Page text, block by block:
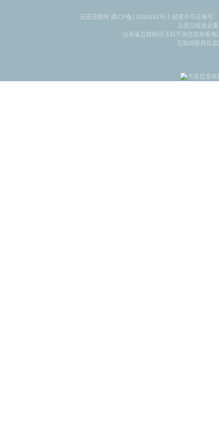
云南日报网 滇ICP备11000491号-1 经营许可证编号
云南日报报业
云南省互联网违法和不良信息举报
互联网新闻信